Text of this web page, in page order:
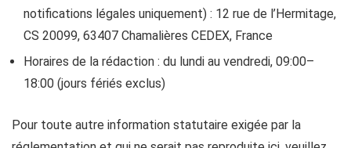
notifications légales uniquement) : 12 rue de l’Hermitage,
CS 20099, 63407 Chamalières CEDEX, France
Horaires de la rédaction : du lundi au vendredi, 09:00–
18:00 (jours fériés exclus)
Pour toute autre information statutaire exigée par la